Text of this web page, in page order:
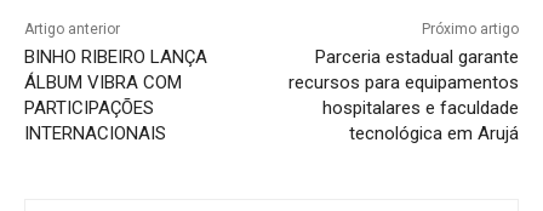
Artigo anterior
BINHO RIBEIRO LANÇA
ÁLBUM VIBRA COM
PARTICIPAÇÕES
INTERNACIONAIS
Próximo artigo
Parceria estadual garante
recursos para equipamentos
hospitalares e faculdade
tecnológica em Arujá